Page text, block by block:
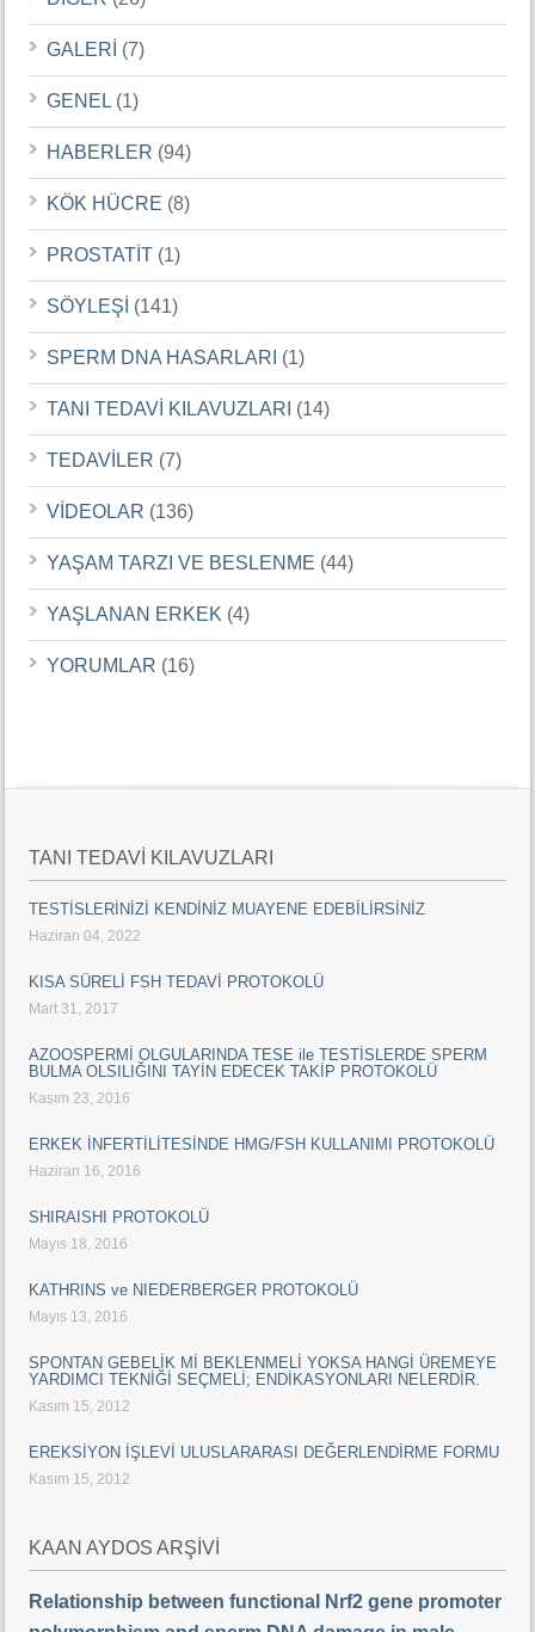
GALERİ (7)
GENEL (1)
HABERLER (94)
KÖK HÜCRE (8)
PROSTATİT (1)
SÖYLEŞİ (141)
SPERM DNA HASARLARI (1)
TANI TEDAVİ KILAVUZLARI (14)
TEDAVİLER (7)
VİDEOLAR (136)
YAŞAM TARZI VE BESLENME (44)
YAŞLANAN ERKEK (4)
YORUMLAR (16)
TANI TEDAVİ KILAVUZLARI
TESTİSLERİNİZİ KENDİNİZ MUAYENE EDEBİLİRSİNİZ
Haziran 04, 2022
KISA SÜRELİ FSH TEDAVİ PROTOKOLÜ
Mart 31, 2017
AZOOSPERMİ OLGULARINDA TESE ile TESTİSLERDE SPERM
BULMA OLSILIĞINI TAYİN EDECEK TAKİP PROTOKOLÜ
Kasım 23, 2016
ERKEK İNFERTİLİTESİNDE HMG/FSH KULLANIMI PROTOKOLÜ
Haziran 16, 2016
SHIRAISHI PROTOKOLÜ
Mayıs 18, 2016
KATHRINS ve NIEDERBERGER PROTOKOLÜ
Mayıs 13, 2016
SPONTAN GEBELİK Mİ BEKLENMELİ YOKSA HANGİ ÜREMEYE
YARDIMCI TEKNİĞİ SEÇMELİ; ENDİKASYONLARI NELERDİR.
Kasım 15, 2012
EREKSİYON İŞLEVİ ULUSLARARASI DEĞERLENDİRME FORMU
Kasım 15, 2012
KAAN AYDOS ARŞİVİ
Relationship between functional Nrf2 gene promoter